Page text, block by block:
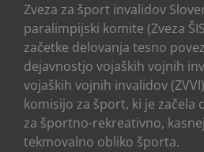
Zveza za šport invalidov
paralimpijski komite (Zveza
začetke delovanja tesno
dejavnostjo vojaških vojnih
vojaških vojnih invalidov
komisijo za šport, ki je začela
za športno-rekreativno,
tekmovalno obliko športa.